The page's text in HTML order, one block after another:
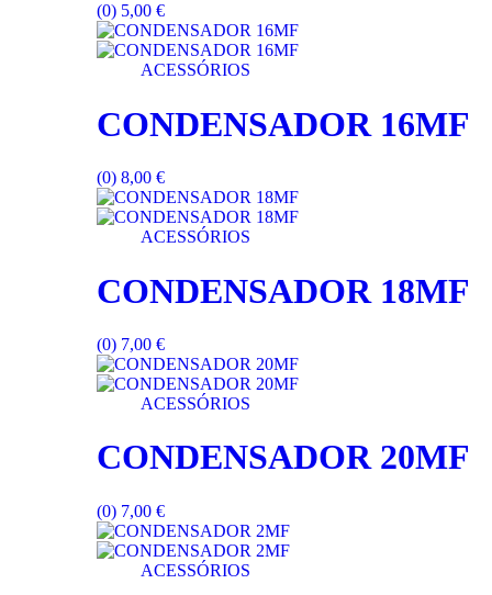
(0) 5,00 €
ACESSÓRIOS
CONDENSADOR 16MF
(0) 8,00 €
ACESSÓRIOS
CONDENSADOR 18MF
(0) 7,00 €
ACESSÓRIOS
CONDENSADOR 20MF
(0) 7,00 €
ACESSÓRIOS